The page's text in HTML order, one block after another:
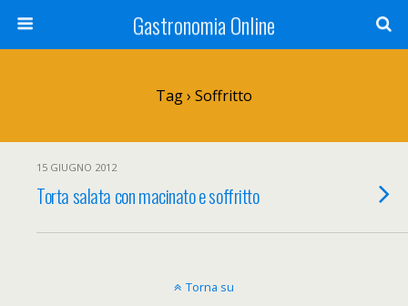
Gastronomia Online
Tag › Soffritto
15 GIUGNO 2012
Torta salata con macinato e soffritto
Torna su